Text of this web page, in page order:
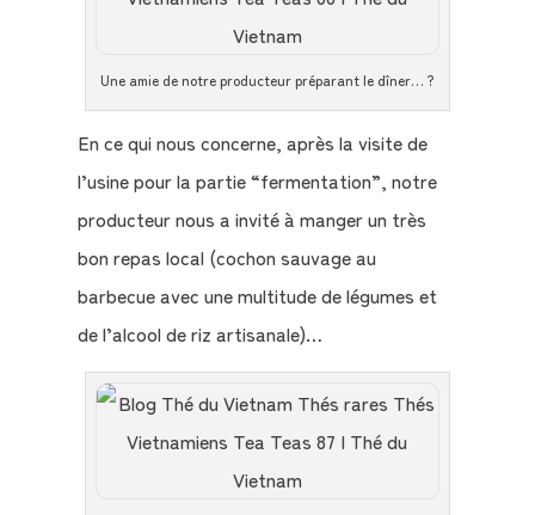
Une amie de notre producteur préparant le dîner… ?
En ce qui nous concerne, après la visite de
l’usine pour la partie “fermentation”, notre
producteur nous a invité à manger un très
bon repas local (cochon sauvage au
barbecue avec une multitude de légumes et
de l’alcool de riz artisanale)…